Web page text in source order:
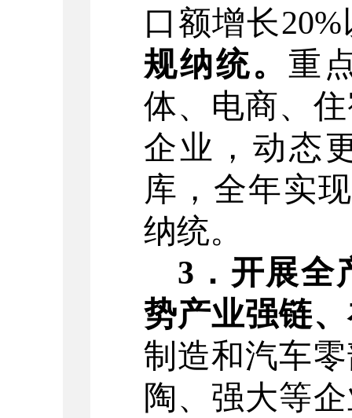
口额增长20%
规纳统。 重
体、电商、
企业 ，动态
库， 全年实
纳统。
3 ． 开展全
势产业强链
制造和汽车
陶、强大等